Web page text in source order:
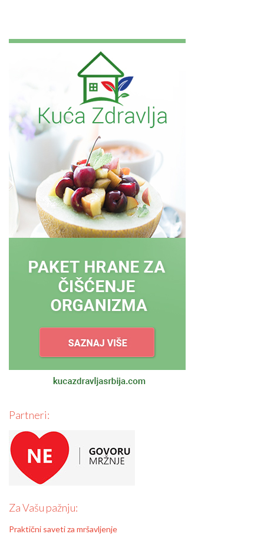
Partneri:
Za Vašu pažnju:
Praktični saveti za mršavljenje